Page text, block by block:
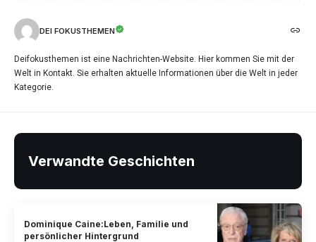
DEI FOKUSTHEMEN
Deifokusthemen ist eine Nachrichten-Website. Hier kommen Sie mit der
Welt in Kontakt. Sie erhalten aktuelle Informationen über die Welt in jeder
Kategorie.
Verwandte Geschichten
Dominique Caine:Leben, Familie und
persönlicher Hintergrund